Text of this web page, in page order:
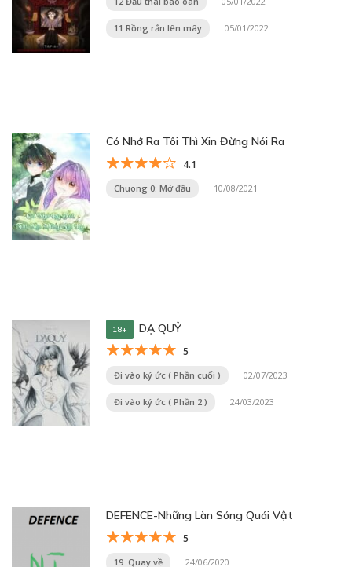
11 Rồng rắn lên mây 05/01/2022
Có Nhớ Ra Tôi Thì Xin Đừng Nói Ra
4.1
Chuong 0: Mở đầu 10/08/2021
18+ DẠ QUỶ
5
Đi vào ký ức ( Phần cuối ) 02/07/2023
Đi vào ký ức ( Phần 2 ) 24/03/2023
DEFENCE-Những Làn Sóng Quái Vật
5
19. Quay về 24/06/2020